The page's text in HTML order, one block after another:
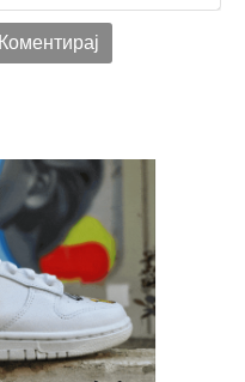
Коментирај